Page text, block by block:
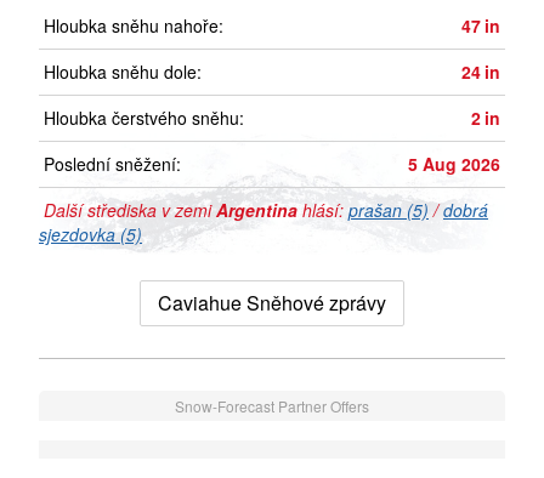
Hloubka sněhu nahoře: 47 in
Hloubka sněhu dole:
24 in
Hloubka čerstvého sněhu:
2 in
Poslední sněžení:
5 Aug 2026
Další střediska v zemiArgentina hlásí: prašan (5) /dobrá
sjezdovka (5)
Caviahue Sněhové zprávy
Snow-Forecast Partner Offers